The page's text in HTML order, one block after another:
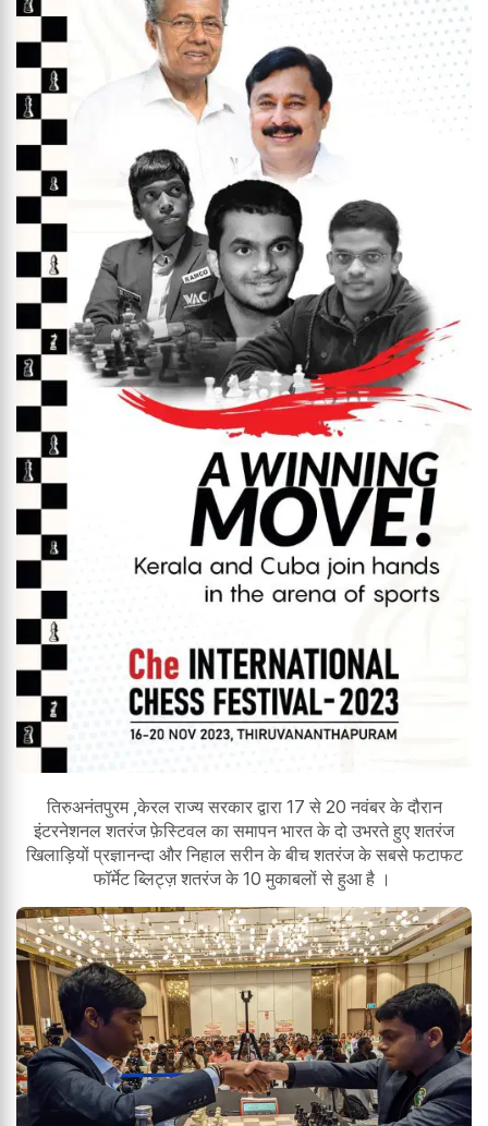
तिरुअनंतपुरम ,केरल राज्य सरकार द्वारा 17 से 20 नवंबर के दौरान
इंटरनेशनल शतरंज फ़ेस्टिवल का समापन भारत के दो उभरते हुए शतरंज
खिलाड़ियों प्रज्ञानन्दा और निहाल सरीन के बीच शतरंज के सबसे फटाफट
फॉर्मेट ब्लिट्ज़ शतरंज के 10 मुकाबलों से हुआ है ।